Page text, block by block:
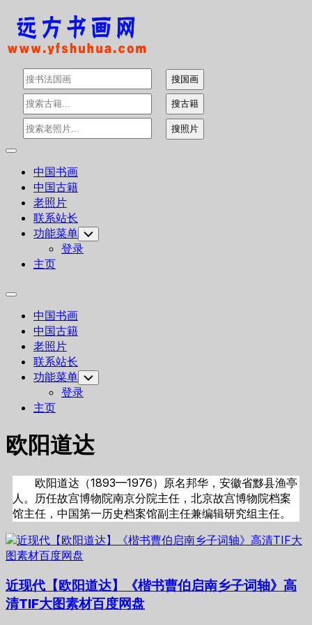
Skip
content
Expand
中国书画
中国古籍
老照片
联系站长
功能菜单 Toggle
Child
Menu
登录
主页
Expand
中国书画
中国古籍
老照片
联系站长
功能菜单 Toggle
Child
Menu
登录
主页
欧阳道达
欧阳道达（1893—1976）原名邦华，安徽省黟县渔亭
人。历任故宫博物院南京分院主任，北京故宫博物院档案
馆主任，中国第一历史档案馆副主任兼编辑研究组主任。
近现代【欧阳道达】《楷书曹伯启南乡子词轴》高
清TIF大图素材百度网盘